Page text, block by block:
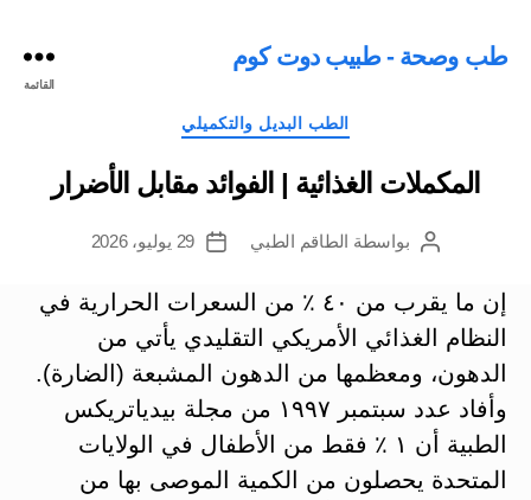
طب وصحة - طبيب دوت كوم
القائمة
التصنيفات
الطب البديل والتكميلي
المكملات الغذائية | الفوائد مقابل الأضرار
كاتببواسطة الطاقم الطبي
تاريخ
29 يوليو، 2026
إن ما يقرب من ٤٠ ٪ من السعرات الحرارية في
النظام الغذائي الأمريكي التقليدي يأتي من
الدهون، ومعظمها من الدهون المشبعة (الضارة).
وأفاد عدد سبتمبر ١٩٩٧ من مجلة بيدياتريكس
الطبية أن ١ ٪ فقط من الأطفال في الولايات
المتحدة يحصلون من الكمية الموصى بها من